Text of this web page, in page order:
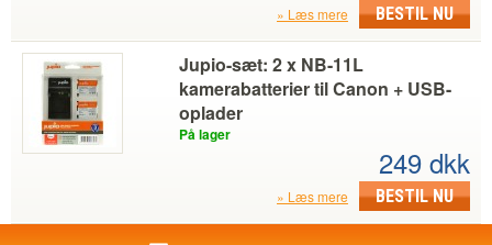
BESTIL NU
Læs mere
Jupio-sæt: 2 x NB-11L
kamerabatterier til Canon + USB-
oplader
På lager
249 dkk
BESTIL NU
Læs mere